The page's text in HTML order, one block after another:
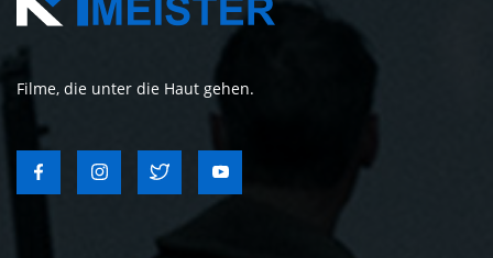
Filme, die unter die Haut gehen.